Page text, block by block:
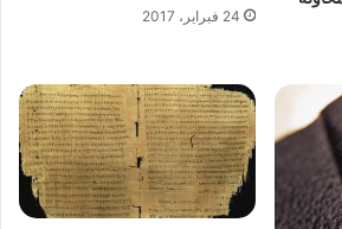
24 فبراير، 2017